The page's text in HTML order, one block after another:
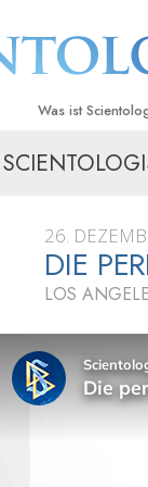
Was ist
Anschauungen
Was
sagen
Innerhalb einer
Die
26.
DIE
LOS